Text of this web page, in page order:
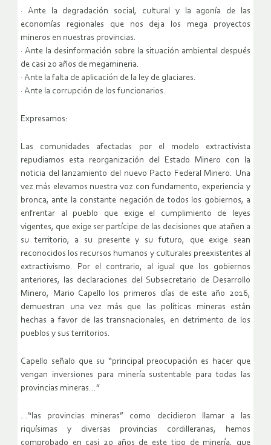
· Ante la degradación social, cultural y la agonía de las
economías regionales que nos deja los mega proyectos
mineros en nuestras provincias.
· Ante la desinformación sobre la situación ambiental después
de casi 20 años de megamineria.
· Ante la falta de aplicación de la ley de glaciares.
· Ante la corrupción de los funcionarios.
Expresamos:
Las comunidades afectadas por el modelo extractivista
repudiamos esta reorganización del Estado Minero con la
noticia del lanzamiento del nuevo Pacto Federal Minero. Una
vez más elevamos nuestra voz con fundamento, experiencia y
bronca, ante la constante negación de todos los gobiernos, a
enfrentar al pueblo que exige el cumplimiento de leyes
vigentes, que exige ser partícipe de las decisiones que atañen a
su territorio, a su presente y su futuro, que exige sean
reconocidos los recursos humanos y culturales preexistentes al
extractivismo. Por el contrario, al igual que los gobiernos
anteriores, las declaraciones del Subsecretario de Desarrollo
Minero, Mario Capello los primeros días de este año 2016,
demuestran una vez más que las políticas mineras están
hechas a favor de las transnacionales, en detrimento de los
pueblos y sus territorios.
Capello señalo que su “principal preocupación es hacer que
vengan inversiones para minería sustentable para todas las
provincias mineras…”
…“las provincias mineras” como decidieron llamar a las
riquísimas y diversas provincias cordilleranas, hemos
comprobado en casi 20 años de este tipo de minería, que